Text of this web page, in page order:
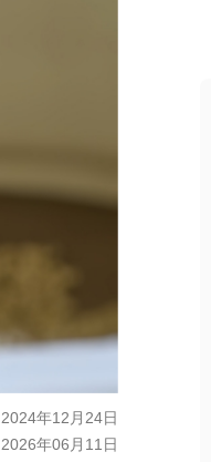
2024年12月24日
2026年06月11日